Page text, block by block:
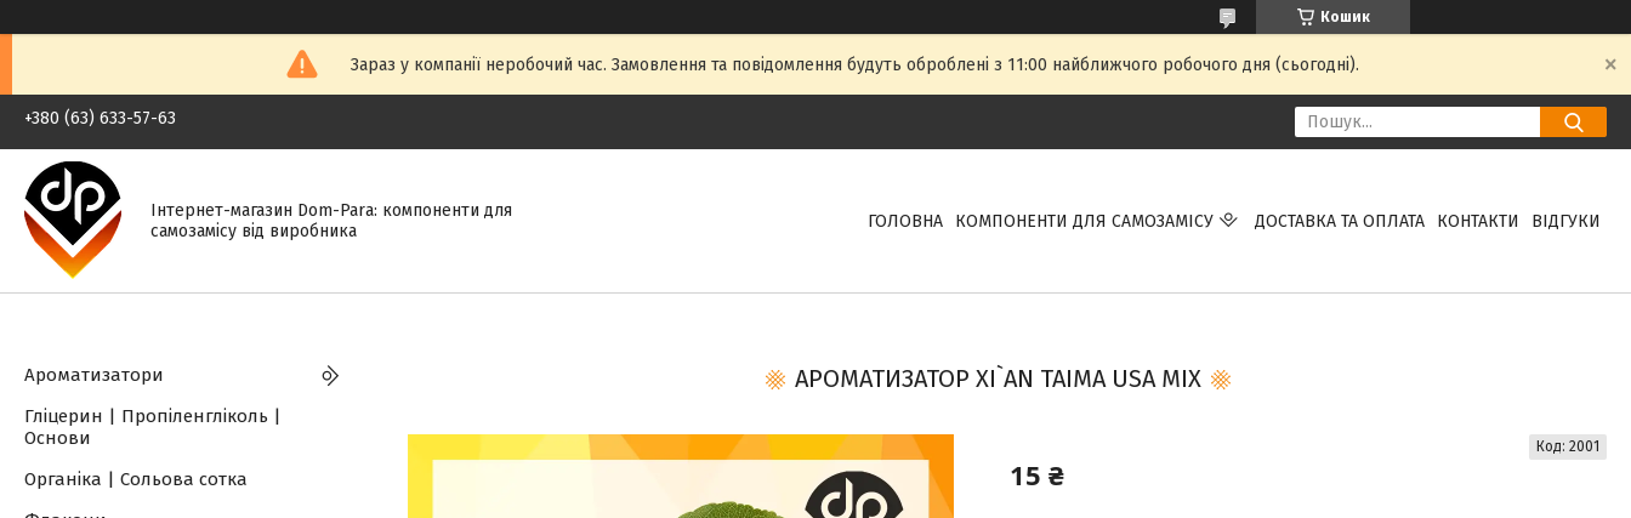
Кошик
Зараз у компанії неробочий час. Замовлення та повідомлення будуть оброблені з 11:00 найближчого робочого дня (сьогодні).
+380 (63) 633-57-63
Інтернет-магазин Dom-Para: компоненти для
самозамісу від виробника
ГОЛОВНА КОМПОНЕНТИ ДЛЯ САМОЗАМІСУ ДОСТАВКА ТА ОПЛАТА КОНТАКТИ ВІДГУКИ
АРОМАТИЗАТОР XI`AN TAIMA USA MIX
15 ₴
Код: 2001
Ароматизатори
Гліцерин | Пропіленгліколь |
Основи
Органіка | Сольова сотка